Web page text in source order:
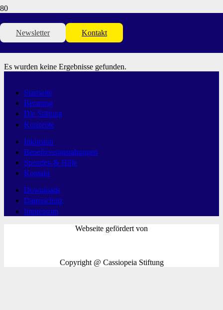
Newsletter Kontakt
Beiträge von toking
Es wurden keine Ergebnisse gefunden.
Startseite
Beratung
Die Stiftung
Konzepte
Inklusion
Benefizveranstaltungen
Spenden & Hilfe
Kontakt
Downloads
Datenschutz
Impressum
Webseite gefördert von
Copyright @ Cassiopeia Stiftung